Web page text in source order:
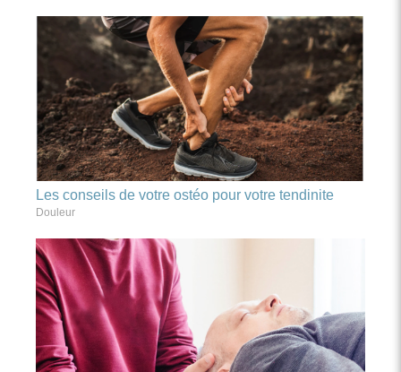
Les conseils de votre ostéo pour votre tendinite
Douleur